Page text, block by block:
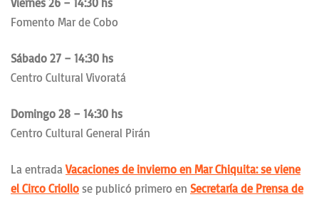
Viernes 26 – 14:30 hs
Fomento Mar de Cobo
Sábado 27 – 14:30 hs
Centro Cultural Vivoratá
Domingo 28 – 14:30 hs
Centro Cultural General Pirán
La entradaVacaciones de invierno en Mar Chiquita: se viene
el Circo Criollo se publicó primero en Secretaría de Prensa de